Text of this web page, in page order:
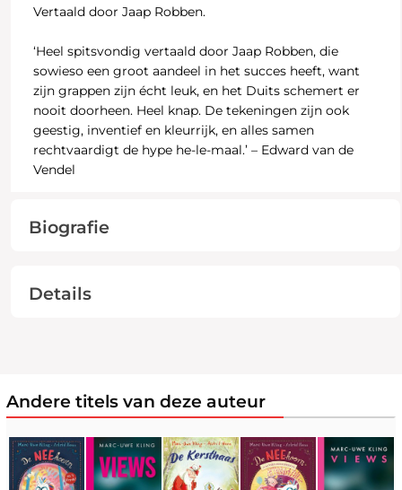
Vertaald door Jaap Robben.
‘Heel spitsvondig vertaald door Jaap Robben, die
sowieso een groot aandeel in het succes heeft, want
zijn grappen zijn écht leuk, en het Duits schemert er
nooit doorheen. Heel knap. De tekeningen zijn ook
geestig, inventief en kleurrijk, en alles samen
rechtvaardigt de hype he-le-maal.’ – Edward van de
Vendel
Biografie
Details
Andere titels van deze auteur